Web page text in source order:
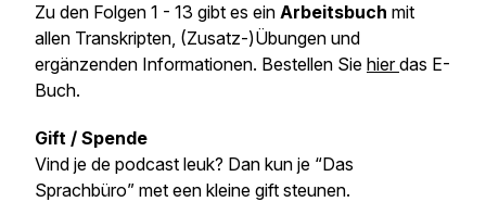
Zu den Folgen 1 - 13 gibt es ein Arbeitsbuch mit
allen Transkripten, (Zusatz-)Übungen und
ergänzenden Informationen. Bestellen Sie hierdas E-
Buch.
Gift / Spende
Vind je de podcast leuk? Dan kun je “Das
Sprachbüro” met een kleine gift steunen.